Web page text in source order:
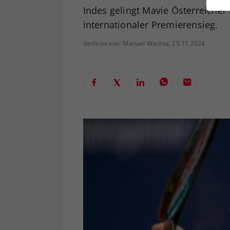
Indes gelingt Mavie
internationaler Premierensieg.
Verfasst von: Manuel Wachta, 25.11.2024